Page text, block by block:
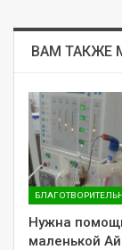
ВАМ ТАКЖЕ
Нужна
маленькой